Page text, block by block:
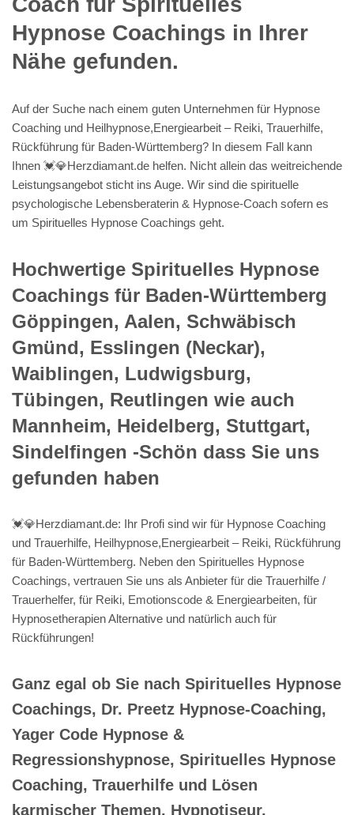
Hypnose Coachings in Ihrer
Nähe gefunden.
Auf der Suche nach einem guten Unternehmen für Hypnose
Coaching und Heilhypnose,Energiearbeit – Reiki, Trauerhilfe,
Rückführung für Baden-Württemberg? In diesem Fall kann
Ihnen 💓️💎Herzdiamant.de helfen. Nicht allein das weitreichende
Leistungsangebot sticht ins Auge. Wir sind die spirituelle
psychologische Lebensberaterin & Hypnose-Coach sofern es
um Spirituelles Hypnose Coachings geht.
Hochwertige Spirituelles Hypnose
Coachings für Baden-Württemberg
Göppingen, Aalen, Schwäbisch
Gmünd, Esslingen (Neckar),
Waiblingen, Ludwigsburg,
Tübingen, Reutlingen wie auch
Mannheim, Heidelberg, Stuttgart,
Sindelfingen -Schön dass Sie uns
gefunden haben
💓️💎Herzdiamant.de: Ihr Profi sind wir für Hypnose Coaching
und Trauerhilfe, Heilhypnose,Energiearbeit – Reiki, Rückführung
für Baden-Württemberg. Neben den Spirituelles Hypnose
Coachings, vertrauen Sie uns als Anbieter für die Trauerhilfe /
Trauerhelfer, für Reiki, Emotionscode & Energiearbeiten, für
Hypnosetherapien Alternative und natürlich auch für
Rückführungen!
Ganz egal ob Sie nach Spirituelles Hypnose
Coachings, Dr. Preetz Hypnose-Coaching,
Yager Code Hypnose &
Regressionshypnose, Spirituelles Hypnose
Coaching, Trauerhilfe und Lösen
karmischer Themen, Hypnotiseur,